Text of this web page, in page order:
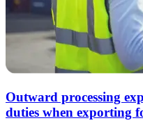
Outward processing
duties when exporting